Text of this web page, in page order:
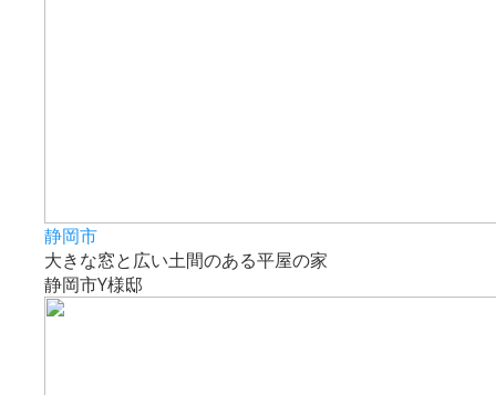
静岡市
大きな窓と広い土間のある平屋の家
静岡市Y様邸